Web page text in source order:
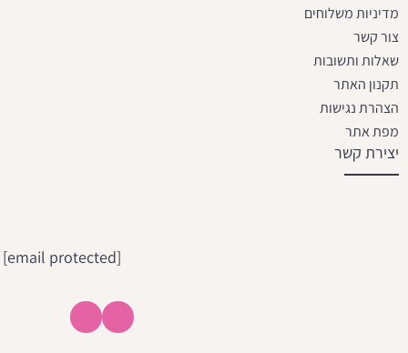
מדיניות משלוחים
צור קשר
שאלות ותשובות
תקנון האתר
הצהרת נגישות
מפת אתר
יצירת קשר
[email protected]